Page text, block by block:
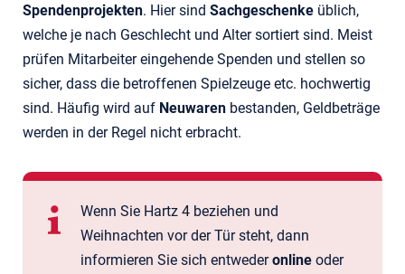
Spendenprojekten. Hier sind Sachgeschenke üblich,
welche je nach Geschlecht und Alter sortiert sind. Meist
prüfen Mitarbeiter eingehende Spenden und stellen so
sicher, dass die betroffenen Spielzeuge etc. hochwertig
sind. Häufig wird auf Neuwaren bestanden, Geldbeträge
werden in der Regel nicht erbracht.
Wenn Sie Hartz 4 beziehen und
Weihnachten vor der Tür steht, dann
informieren Sie sich entwederonline oder